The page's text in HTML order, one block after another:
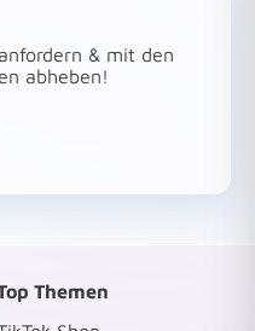
& mit den
abheben!
Themen